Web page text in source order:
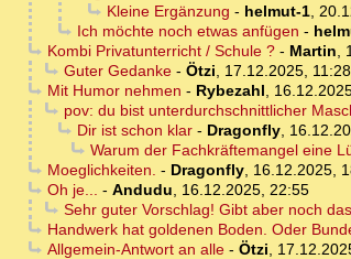
Kleine Ergänzung - helmut-1,
Ich möchte noch etwas anfügen -
Kombi Privatunterricht / Schule ?- Martin,
Guter Gedanke- Ötzi, 17.12.2025, 11:28
Mit Humor nehmen - Rybezahl,
pov: du bist unterdurchschnittlicher
Dir ist schon klar- Dragonfly,
Warum der Fachkräftemangel eine
Moeglichkeiten. - Dragonfly, 16.12.2025,
Oh je... - Andudu, 16.12.2025, 22:55
Sehr guter Vorschlag! Gibt aber noch
Handwerk hat goldenen Boden. Oder
Allgemein-Antwort an alle- Ötzi,